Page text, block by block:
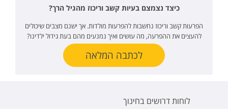
כיצד נצמצם בעיות קשב וריכוז מהגיל הרך?
הפרעות קשב וריכוז נחשבות להפרעות מולדות. אך ישנם מצבים שיכולים
להעצים את ההפרעה, מה עושים ואיך נמנעים מהם בעת גידול ילדינו?
לכתבה המלאה
לוחות דרושים בחינוך